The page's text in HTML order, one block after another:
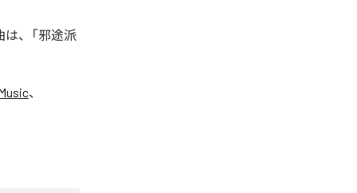
、「邪途派
、